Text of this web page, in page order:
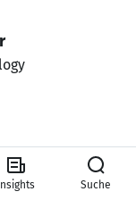
Insights Suche